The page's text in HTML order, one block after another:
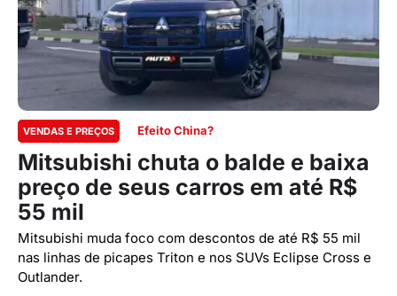
VENDAS E PREÇOS Efeito China?
Mitsubishi chuta o balde e baixa
preço de seus carros em até R$
55 mil
Mitsubishi muda foco com descontos de até R$ 55 mil
nas linhas de picapes Triton e nos SUVs Eclipse Cross e
Outlander.